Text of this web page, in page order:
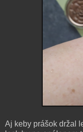
Aj keby prášok držal